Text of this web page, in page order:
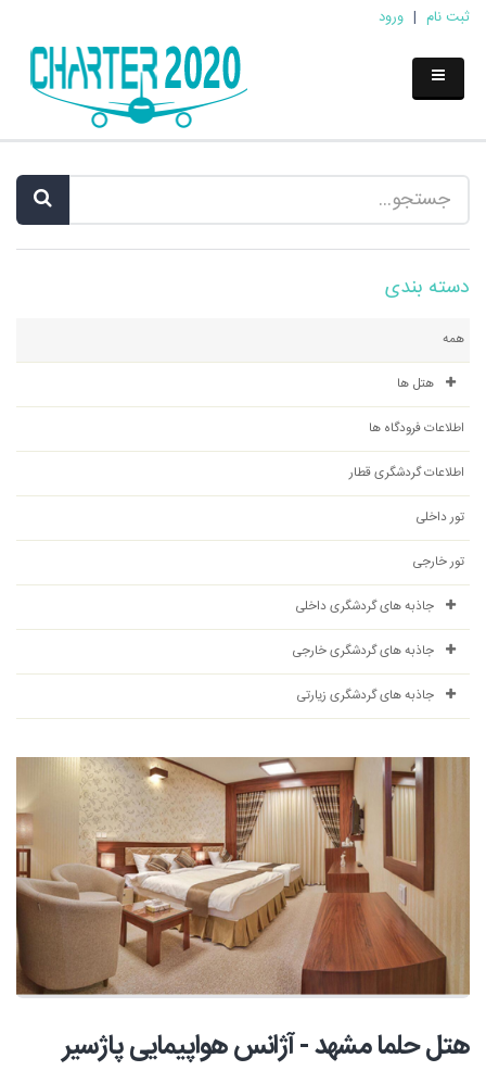
ثبت نام | ورود
دسته بندی
همه
هتل ها
اطلاعات فرودگاه ها
اطلاعات گردشگری قطار
تور داخلی
تور خارجی
جاذبه های گردشگری داخلی
جاذبه های گردشگری خارجی
جاذبه های گردشگری زیارتی
هتل حلما مشهد - آژانس هواپیمایی پاژسیر